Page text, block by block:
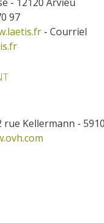
97
- Courriel
rue Kellermann -